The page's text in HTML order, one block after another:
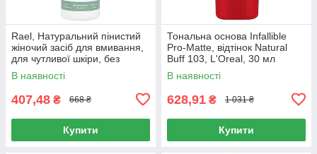
Rael, Натуральний пінистий
жіночий засіб для вмивання,
для чутливої ​​шкіри, без
запаху, 5 рідких унцій (150
мл)
В наявності
407,48 ₴ 668 ₴
Купити
Тональна основа Infallible
Pro-Matte, відтінок Natural
Buff 103, L'Oreal, 30 мл
В наявності
628,91 ₴ 1 031 ₴
Купити